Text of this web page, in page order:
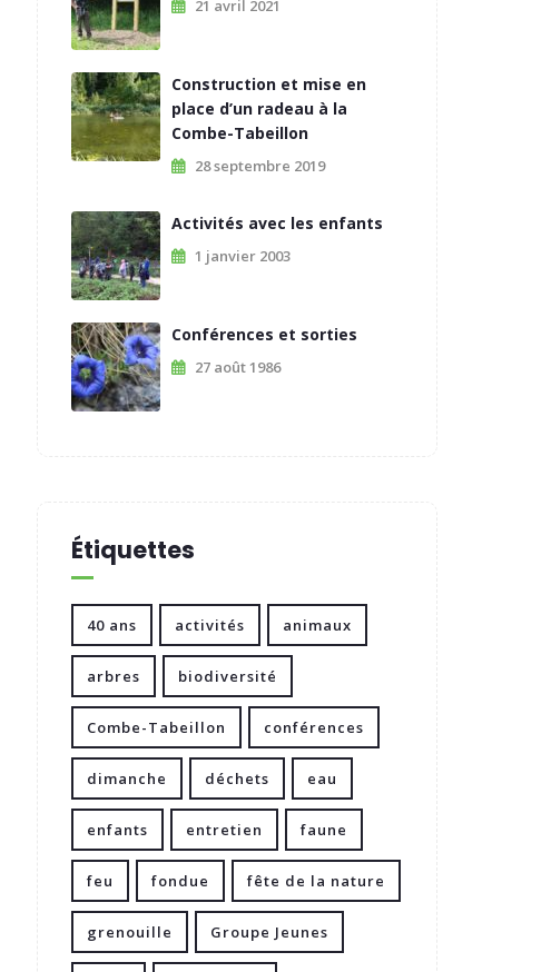
21 avril 2021
Construction et mise en
place d’un radeau à la
Combe-Tabeillon
28 septembre 2019
Activités avec les enfants
1 janvier 2003
Conférences et sorties
27 août 1986
Étiquettes
40 ans activités animaux
arbres biodiversité
Combe-Tabeillon conférences
dimanche déchets eau
enfants entretien faune
feu fondue fête de la nature
grenouille Groupe Jeunes